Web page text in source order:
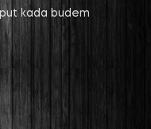
kada budem